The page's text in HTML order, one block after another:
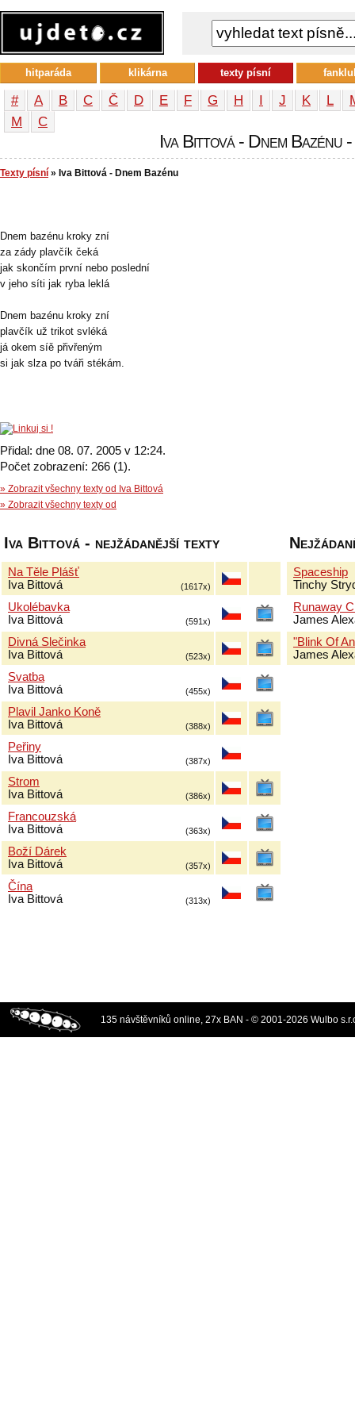
# A B C Č D E F G H I J K L
М
С
Iva Bittová - Dnem Bazénu
Texty písní » Iva Bittová - Dnem Bazénu
Dnem bazénu kroky zní
za zády plavčík čeká
jak skončím první nebo poslední
v jeho síti jak ryba leklá
Dnem bazénu kroky zní
plavčík už trikot svléká
já okem síě přivřeným
si jak slza po tváři stékám.
Přidal: dne 08. 07. 2005 v 12:24.
Počet zobrazení: 266 (1).
» Zobrazit všechny texty od Iva Bittová
» Zobrazit všechny texty od
Iva Bittová - nejžádanější texty
Na Těle Plášť
Iva Bittová
(1617x)
Ukolébavka
Iva Bittová
(591x)
Divná Slečinka
Iva Bittová
(523x)
Svatba
Iva Bittová
(455x)
Plavil Janko Koně
Iva Bittová
(388x)
Peřiny
Iva Bittová
(387x)
Strom
Iva Bittová
(386x)
Francouzská
Iva Bittová
(363x)
Boží Dárek
Iva Bittová
(357x)
Čína
Iva Bittová
(313x)
Spaceship
Tinchy
Runaway
James
"Blink Of
James
hitparáda klikárna texty písní
135 návštěvníků online, 27x BAN - © 2001-2026 Wulbo